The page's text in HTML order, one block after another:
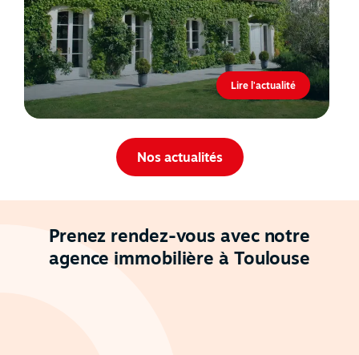
Nos actualités
Lire l'actualité
Prenez rendez-vous avec notre
agence immobilière à Toulouse